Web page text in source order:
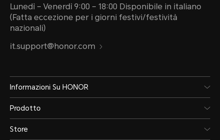
Lunedì – Venerdì 9:00 – 18:00 Disponibile in italiano
(Fatta eccezione per i giorni festivi/festività
nazionali)
it.support@honor.com
Informazioni Su HONOR
Prodotto
Store